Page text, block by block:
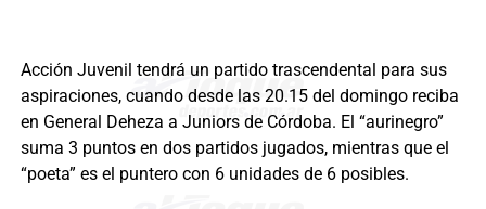
Acción Juvenil tendrá un partido trascendental para sus
aspiraciones, cuando desde las 20.15 del domingo reciba
en General Deheza a Juniors de Córdoba. El “aurinegro”
suma 3 puntos en dos partidos jugados, mientras que el
“poeta” es el puntero con 6 unidades de 6 posibles.